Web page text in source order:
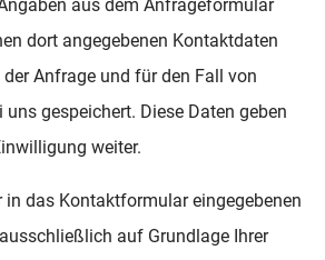
aus dem Anfrageformular
dort angegebenen Kontaktdaten
Anfrage und für den Fall von
gespeichert. Diese Daten geben
weiter.
in das Kontaktformular eingegebenen
auf Grundlage Ihrer